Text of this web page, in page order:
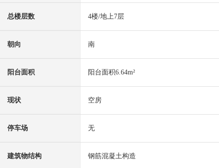
总楼层数 4楼/地上7层
朝向 南
阳台面积 阳台面积6.64m²
现状 空房
停车场 无
建筑物结构 钢筋混凝土构造